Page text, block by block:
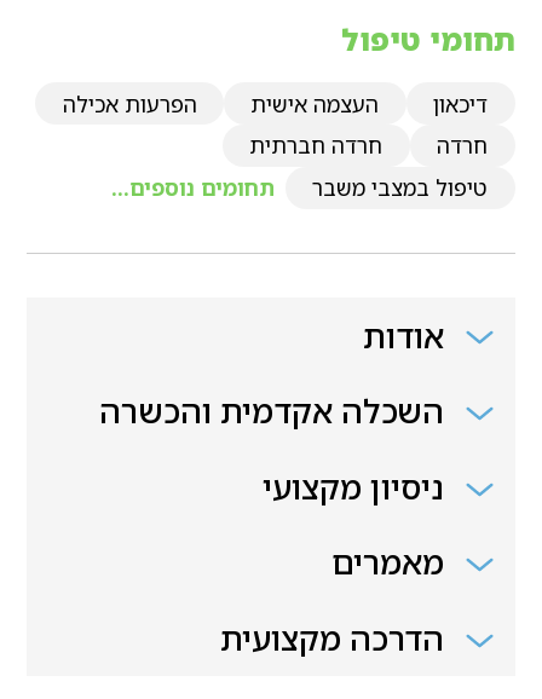
תחומי טיפול
דיכאון העצמה אישית
הפרעות אכילה
חרדה
חרדה חברתית
טיפול במצבי משבר
תחומים נוספים...
אודות
השכלה אקדמית והכשרה
ניסיון מקצועי
מאמרים
הדרכה מקצועית